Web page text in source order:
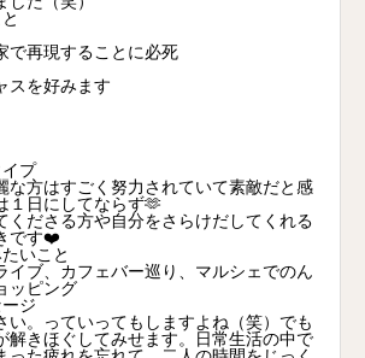
で再現することに必死
スを好みます
プ
な方はすごく努力されていて素敵だと感
１日にしてならず🫶
くださる方や自分をさらけだしてくれる
です❤️
いこと
イブ、カフェバー巡り、マルシェでのん
ッピング
ジ
い。っていってもしますよね（笑）でも
解きほぐしてみせます。日常生活の中で